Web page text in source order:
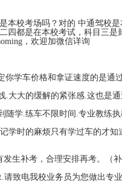
本校考场吗？对的 中通驾校
四都是在本校考试，科目三是
，欢迎加微信详询
你学车价格和拿证速度的是通
.大大的缓解的紧张感.这也是
随学.练车不限时间.专业教练
学时的麻烦只有学过车的才
生补考，合理安排再考。（
致电我校业务员为您做出专